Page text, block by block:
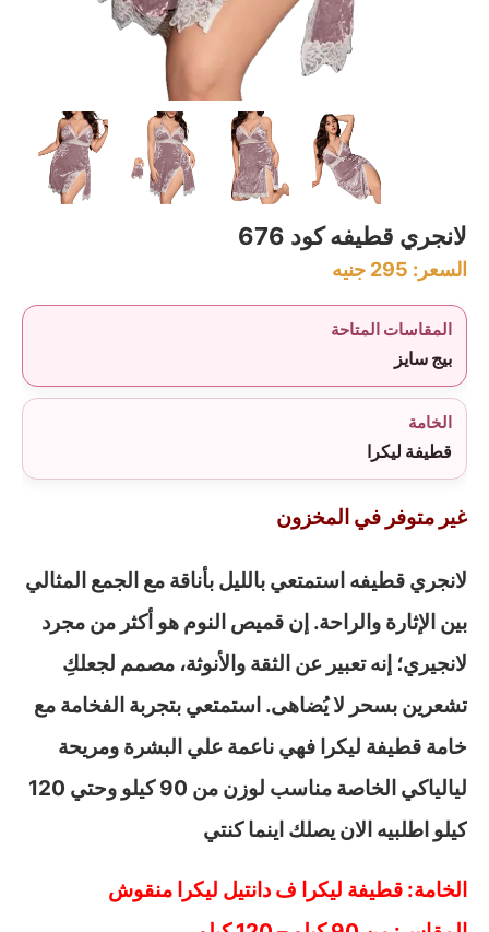
لانجري قطيفه كود 676
السعر: 295 جنيه
المقاسات المتاحة
بيج سايز
الخامة
قطيفة ليكرا
غير متوفر في المخزون
لانجري قطيفه استمتعي بالليل بأناقة مع الجمع المثالي
بين الإثارة والراحة. إن قميص النوم هو أكثر من مجرد
لانجيري؛ إنه تعبير عن الثقة والأنوثة، مصمم لجعلكِ
تشعرين بسحر لا يُضاهى. استمتعي بتجربة الفخامة مع
خامة قطيفة ليكرا فهي ناعمة علي البشرة ومريحة
ليالياكي الخاصة مناسب لوزن من 90 كيلو وحتي 120
كيلو اطلبيه الان يصلك اينما كنتي
الخامة: قطيفة ليكرا ف دانتيل ليكرا منقوش